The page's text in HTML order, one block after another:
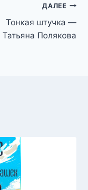
ДАЛЕЕ
Тонкая штучка —
Татьяна Полякова